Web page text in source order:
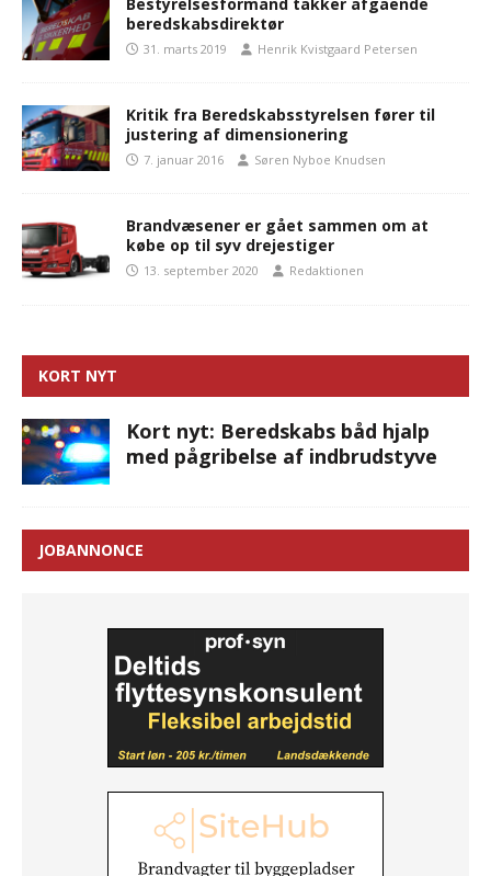
beredskabsdirektør
31. marts 2019 Henrik Kvistgaard Petersen
Kritik fra Beredskabsstyrelsen fører til
justering af dimensionering
7. januar 2016 Søren Nyboe Knudsen
Brandvæsener er gået sammen om at
købe op til syv drejestiger
13. september 2020 Redaktionen
KORT NYT
Kort nyt: Beredskabs båd hjalp
med pågribelse af indbrudstyve
JOBANNONCE